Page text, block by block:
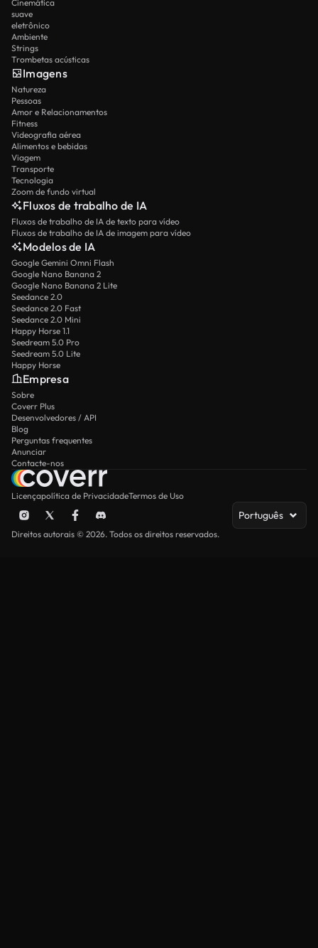
Cinemática
suave
eletrônico
Ambiente
Strings
Trombetas acústicas
Imagens
Natureza
Pessoas
Amor e Relacionamentos
Fitness
Videografia aérea
Alimentos e bebidas
Viagem
Transporte
Tecnologia
Zoom de fundo virtual
Fluxos de trabalho de IA
Fluxos de trabalho de IA de texto para vídeo
Fluxos de trabalho de IA de imagem para vídeo
Modelos de IA
Google Gemini Omni Flash
Google Nano Banana 2
Google Nano Banana 2 Lite
Seedance 2.0
Seedance 2.0 Fast
Seedance 2.0 Mini
Happy Horse 1.1
Seedream 5.0 Pro
Seedream 5.0 Lite
Happy Horse
Empresa
Sobre
Coverr Plus
Desenvolvedores / API
Blog
Perguntas frequentes
Anunciar
Contacte-nos
Licençapolítica de PrivacidadeTermos de Uso
Português
Direitos autorais © 2026. Todos os direitos reservados.